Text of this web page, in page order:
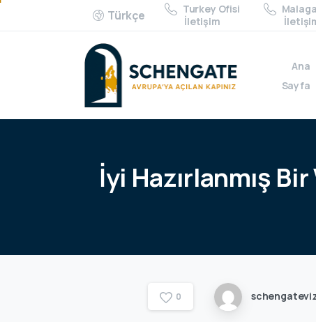
Türkçe
Turkey Ofisi
İletişim
Ana
Sayfa
İyi Hazırlanmış Bir
0